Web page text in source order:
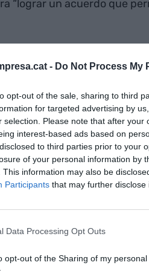
- Do Not Process My
opt-out of the sale, sharing to third
for targeted advertising by
selection. Please note that after
interest-based ads based on
to third parties prior to your
of your personal information by
This information may also be
Participants that may further disclose
Data Processing Opt Outs
opt-out of the Sharing of my personal
“lograr un acuerdo que
en que viven los
barcelonés, porque
ha remarcado “el aumento
ha apuntado, “Prosegur y
a abordar las demandas
los
TMB a
y a
un acuerdo